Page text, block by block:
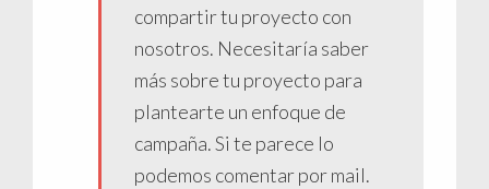
compartir tu proyecto con
nosotros. Necesitaría saber
más sobre tu proyecto para
plantearte un enfoque de
campaña. Si te parece lo
podemos comentar por mail.